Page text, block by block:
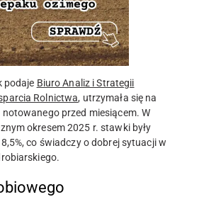
podaje Biuro Analiz i Strategii
Rolnictwa, utrzymała się na
przed miesiącem. W
okresem 2025 r. stawki były
co świadczy o dobrej sytuacji w